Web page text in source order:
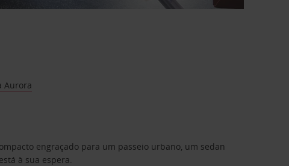
Aurora
engraçado para um passeio urbano, um sedan
à sua espera.